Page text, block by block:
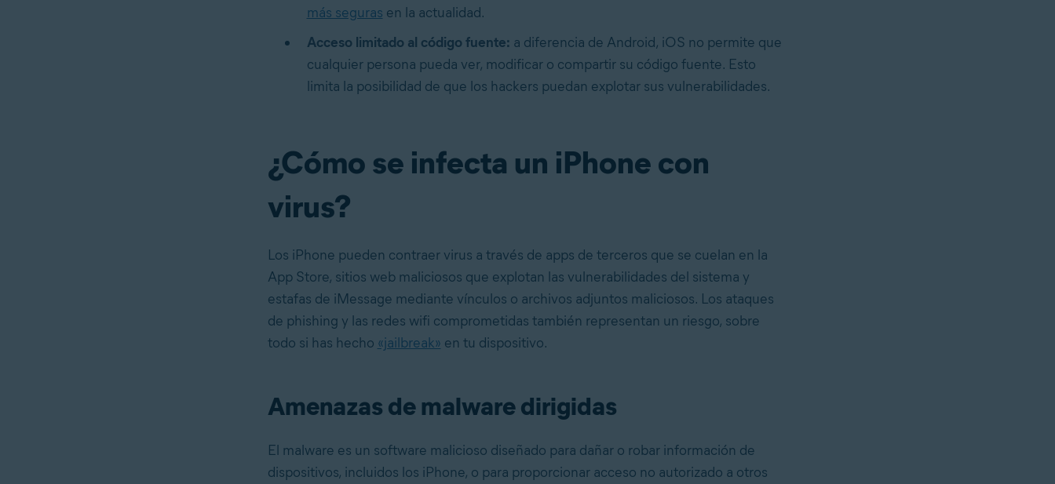
más seguras en la actualidad.
Acceso limitado al código fuente: a diferencia de Android, iOS no permite que
cualquier persona pueda ver, modificar o compartir su código fuente. Esto
limita la posibilidad de que los hackers puedan explotar sus vulnerabilidades.
¿Cómo se infecta un iPhone con
virus?
Los iPhone pueden contraer virus a través de apps de terceros que se cuelan en la
App Store, sitios web maliciosos que explotan las vulnerabilidades del sistema y
estafas de iMessage mediante vínculos o archivos adjuntos maliciosos. Los ataques
de phishing y las redes wifi comprometidas también representan un riesgo, sobre
todo si has hecho «jailbreak» en tu dispositivo.
Amenazas de malware dirigidas
El malware es un software malicioso diseñado para dañar o robar información de
dispositivos, incluidos los iPhone, o para proporcionar acceso no autorizado a otros